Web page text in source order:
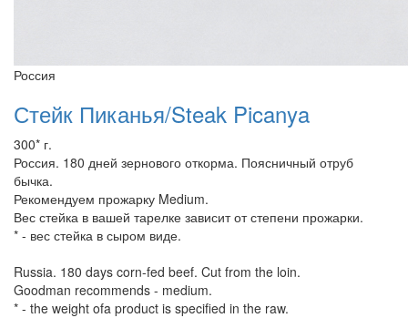
Россия
Стейк Пиканья/Steak Picanya
300* г.
Россия. 180 дней зернового откорма. Поясничный отруб
бычка.
Рекомендуем прожарку Medium.
Вес стейка в вашей тарелке зависит от степени прожарки.
* - вес стейка в сыром виде.
Russia. 180 days corn-fed beef. Cut from the loin.
Goodman recommends - medium.
* - the weight ofa product is specified in the raw.